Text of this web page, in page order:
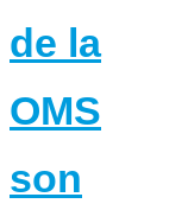
de la
OMS
son